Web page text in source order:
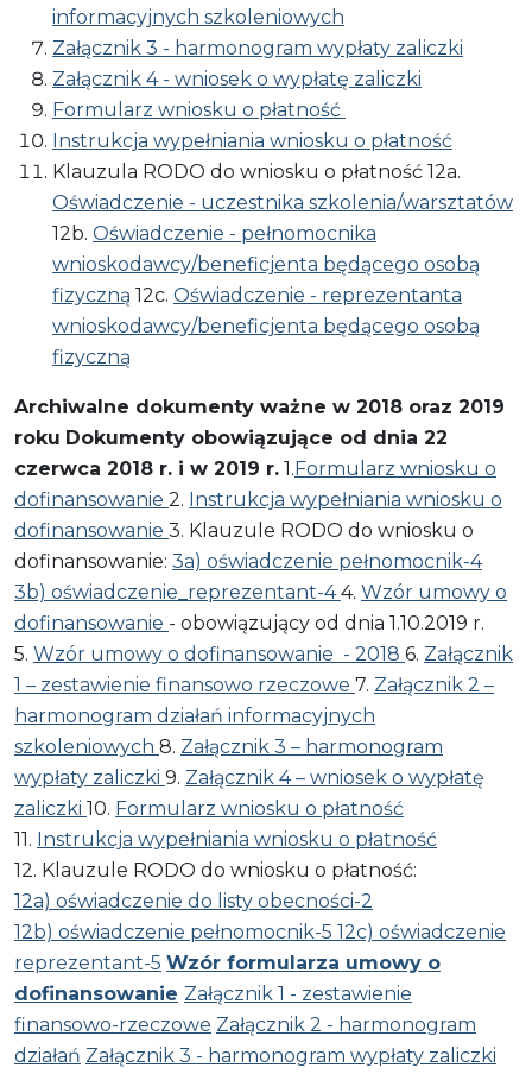
informacyjnych szkoleniowych
Załącznik 3 - harmonogram wypłaty zaliczki
Załącznik 4 - wniosek o wypłatę zaliczki
Formularz wniosku o płatność
Instrukcja wypełniania wniosku o płatność
Klauzula RODO do wniosku o płatność 12a.
Oświadczenie - uczestnika szkolenia/warsztatów
12b. Oświadczenie - pełnomocnika
wnioskodawcy/beneficjenta będącego osobą
fizyczną 12c. Oświadczenie - reprezentanta
wnioskodawcy/beneficjenta będącego osobą
fizyczną
Archiwalne dokumenty ważne w 2018 oraz 2019
roku Dokumenty obowiązujące od dnia 22
czerwca 2018 r. i w 2019 r. 1.Formularz wniosku o
dofinansowanie 2. Instrukcja wypełniania wniosku o
dofinansowanie 3. Klauzule RODO do wniosku o
dofinansowanie: 3a) oświadczenie pełnomocnik-4
3b) oświadczenie_reprezentant-44. Wzór umowy o
dofinansowanie - obowiązujący od dnia 1.10.2019 r.
5. Wzór umowy o dofinansowanie - 2018 6. Załącznik
1 – zestawienie finansowo rzeczowe 7. Załącznik 2 –
harmonogram działań informacyjnych
szkoleniowych 8. Załącznik 3 – harmonogram
wypłaty zaliczki 9. Załącznik 4 – wniosek o wypłatę
zaliczki 10. Formularz wniosku o płatność
11. Instrukcja wypełniania wniosku o płatność
12. Klauzule RODO do wniosku o płatność:
12a) oświadczenie do listy obecności-2
12b) oświadczenie pełnomocnik-5 12c) oświadczenie
reprezentant-5 Wzór formularza umowy o
dofinansowanie Załącznik 1 - zestawienie
finansowo-rzeczowe Załącznik 2 - harmonogram
działań Załącznik 3 - harmonogram wypłaty zaliczki